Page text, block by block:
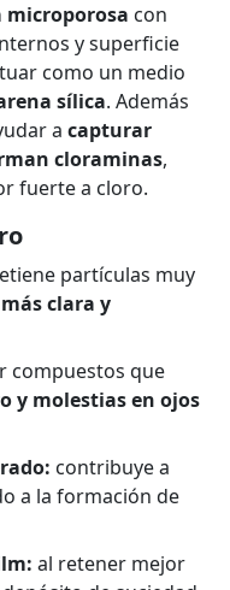
con
y superficie
como un medio
sílica. Además
a capturar
cloraminas,
fuerte a cloro.
partículas muy
clara y
compuestos que
y molestias en ojos
contribuye a
a la formación de
al retener mejor